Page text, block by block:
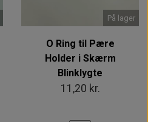
På lager
O Ring til Pære
Holder i Skærm
Blinklygte
11,20 kr.